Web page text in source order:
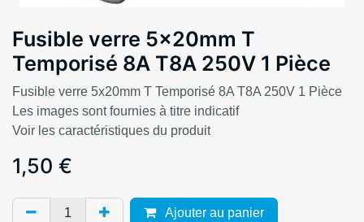
Fusible verre 5x20mm T
Temporisé 8A T8A 250V 1 Pièce
Fusible verre 5x20mm T Temporisé 8A T8A 250V 1 Pièce
Les images sont fournies à titre indicatif
Voir les caractéristiques du produit
1,50 €
Ajouter au panier